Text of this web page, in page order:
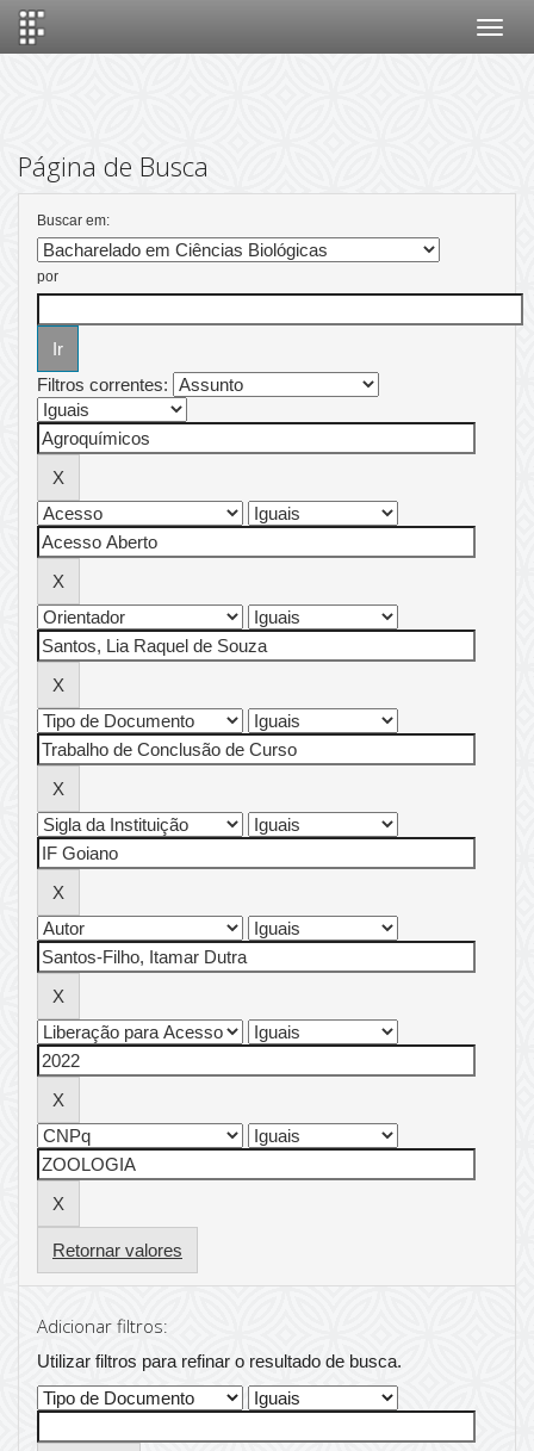
Página de Busca
Buscar em:
por
Filtros correntes:
Retornar valores
Adicionar filtros:
Utilizar filtros para refinar o resultado de busca.